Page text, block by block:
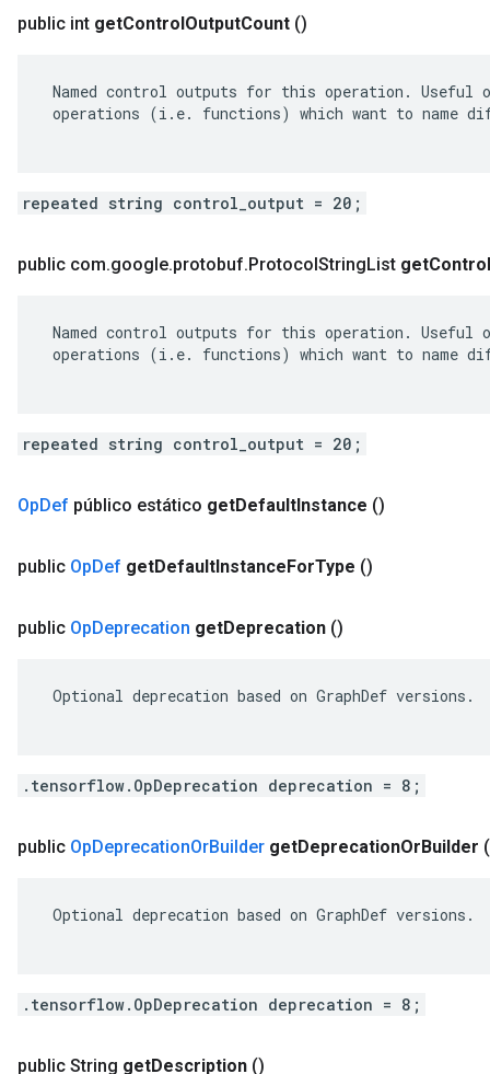
public int getControlOutputCount ()
Named control outputs for this operation. Useful
operations (i.e. functions) which want to name
repeated string control_output = 20;
public com.google.protobuf.ProtocolStringList getControl
Named control outputs for this operation. Useful
operations (i.e. functions) which want to name
repeated string control_output = 20;
OpDef público estático getDefaultInstance ()
public OpDef getDefaultInstanceForType ()
public OpDeprecation getDeprecation ()
Optional deprecation based on GraphDef versions.
.tensorflow.OpDeprecation deprecation = 8;
public OpDeprecationOrBuilder getDeprecationOrBuilder
Optional deprecation based on GraphDef versions.
.tensorflow.OpDeprecation deprecation = 8;
public String getDescription ()